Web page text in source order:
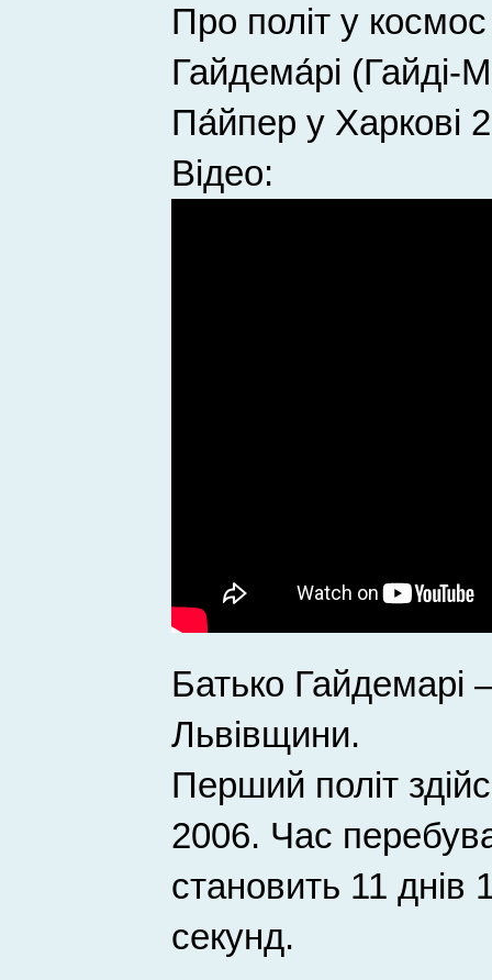
Про політ у
Гайдема́рі
Па́йпер у Харкові
Відео:
Батько Гайдемарі
Львівщини.
Перший політ
2006. Час
становить 11 днів
секунд.